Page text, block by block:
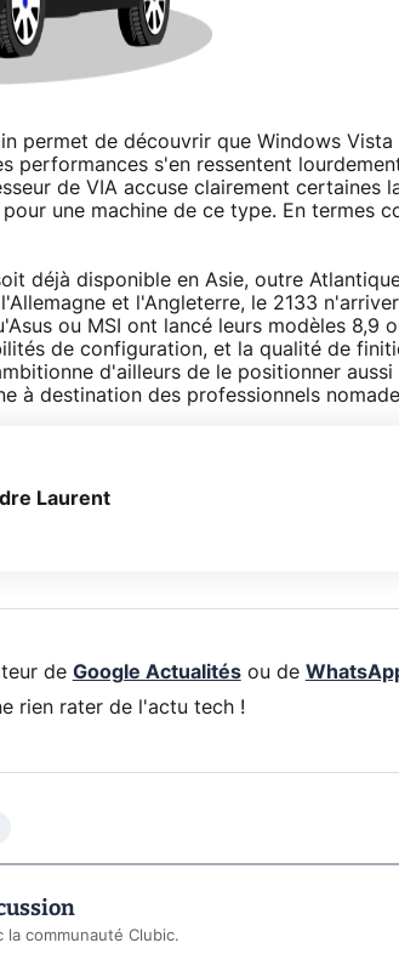
permet de découvrir que Windows
performances s'en ressentent
de VIA accuse clairement certaines
une machine de ce type. En termes
déjà disponible en Asie, outre
et l'Angleterre, le 2133
ou MSI ont lancé leurs modèles 8,9
de configuration, et la qualité de
d'ailleurs de le positionner
à destination des professionnels
Laurent
de Google Actualitésou de
rien rater de l'actu tech !
la communauté Clubic.